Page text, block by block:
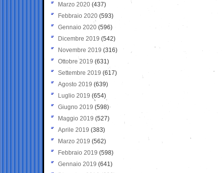
Marzo 2020 (437)
Febbraio 2020 (593)
Gennaio 2020 (596)
Dicembre 2019 (542)
Novembre 2019 (316)
Ottobre 2019 (631)
Settembre 2019 (617)
Agosto 2019 (639)
Luglio 2019 (654)
Giugno 2019 (598)
Maggio 2019 (527)
Aprile 2019 (383)
Marzo 2019 (562)
Febbraio 2019 (598)
Gennaio 2019 (641)